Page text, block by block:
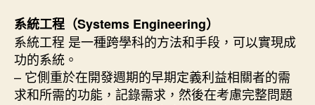
系統工程（Systems Engineering）
系統工程 是一種跨學科的方法和手段，可以實現成
功的系統。
– 它側重於在開發週期的早期定義利益相關者的需
求和所需的功能，記錄需求，然後在考慮完整問題